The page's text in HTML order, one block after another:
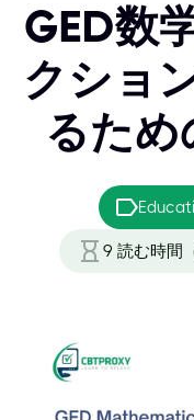
GED数
クショ
るため
9 読む時間